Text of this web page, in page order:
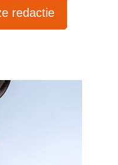
redactie